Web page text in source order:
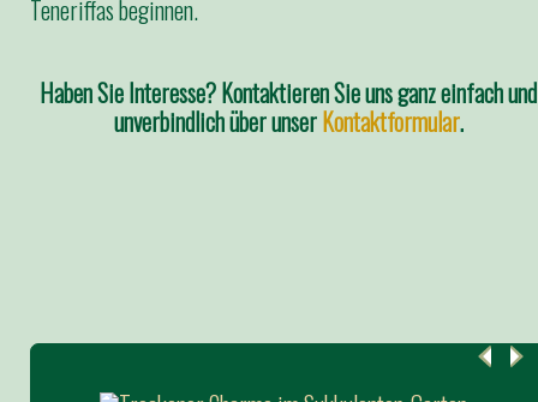
Teneriffas beginnen.
Haben Sie Interesse? Kontaktieren Sie uns ganz einfach und
unverbindlich über unserKontaktformular.